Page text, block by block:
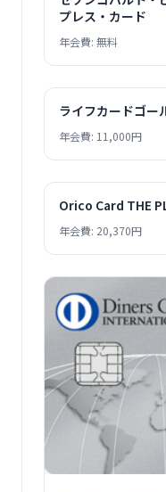
プレス・カード
年会費: 無料
ライフカードゴー
年会費: 11,000円
Orico Card THE
年会費: 20,370円